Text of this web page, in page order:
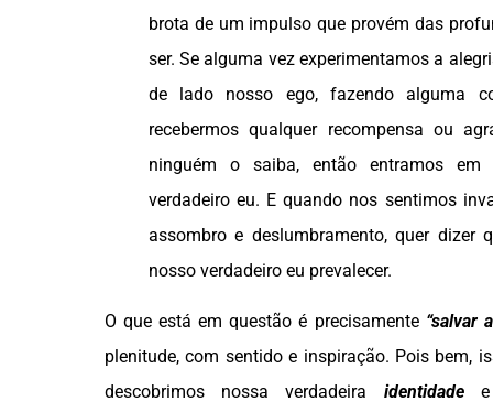
brota de um impulso que provém das
ser. Se alguma vez experimentamos a
de lado nosso ego, fazendo alguma
recebermos qualquer recompensa ou
ninguém o saiba, então entramos
verdadeiro eu. E quando nos sentimos
assombro e deslumbramento, quer dizer
nosso verdadeiro eu prevalecer.
O que está em questão é precisamente “salvar
plenitude, com sentido e inspiração. Pois bem,
descobrimos nossa verdadeira identidadee